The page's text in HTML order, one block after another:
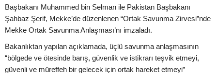
Başbakanı Muhammed bin Selman ile Pakistan Başbakanı
Şahbaz Şerif, Mekke’de düzenlenen “Ortak Savunma Zirvesi”nde
Mekke Ortak Savunma Anlaşması’nı imzaladı.
Bakanlıktan yapılan açıklamada, üçlü savunma anlaşmasının
“bölgede ve ötesinde barış, güvenlik ve istikrarı teşvik etmeyi,
güvenli ve müreffeh bir gelecek için ortak hareket etmeyi”